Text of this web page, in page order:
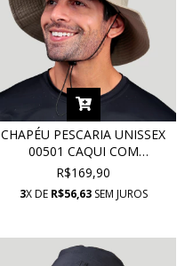
CHAPÉU PESCARIA UNISSEX
00501 CAQUI COM
PROTEÇÃO UV
R$169,90
3X DE R$56,63SEM JUROS